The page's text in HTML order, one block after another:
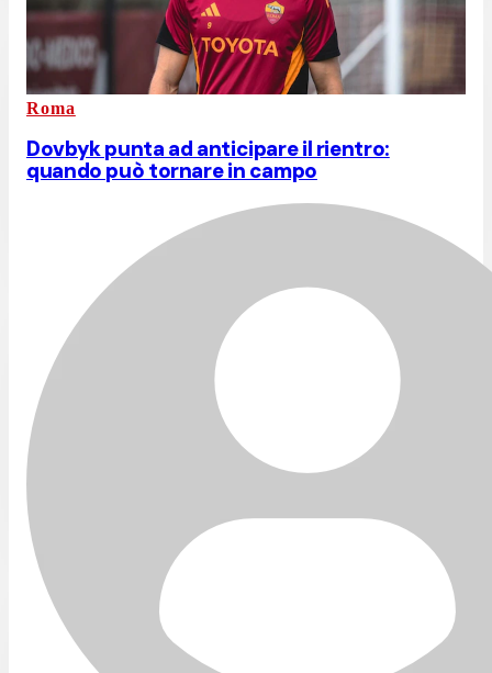
Roma
Dovbyk punta ad anticipare il rientro:
quando può tornare in campo